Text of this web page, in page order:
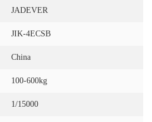
JADEVER
JIK-4ECSB
China
100-600kg
1/15000